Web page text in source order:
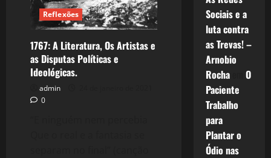
Reflexões
1767: A Literatura, Os Artistas e
as Disputas Políticas e
Ideológicas.
admin
0
Sociais e a
luta contra
as Trevas! –
Arnobio
Rochaem O
Paciente
Trabalho
para
Plantar o
Ódio nas